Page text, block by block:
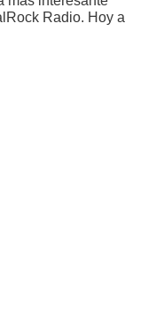
Radio. Hoy a